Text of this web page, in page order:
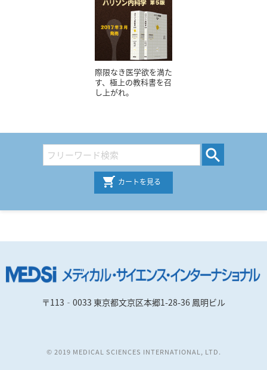
際限なき医学欲を満た
す、極上の教科書を召
し上がれ。
カートを見る
〒113‐0033 東京都文京区本郷1-28-36 鳳明ビル
© 2019 MEDICAL SCIENCES INTERNATIONAL, LTD.